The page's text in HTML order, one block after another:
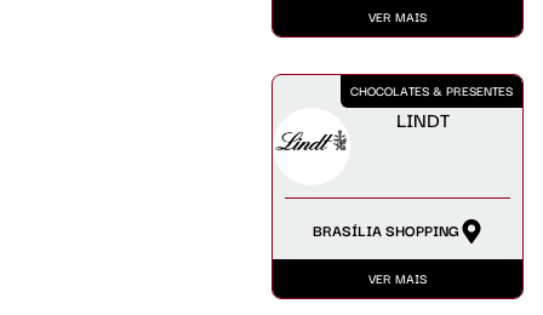
VER MAIS
CHOCOLATES & PRESENTES
LINDT
BRASÍLIA SHOPPING
VER MAIS